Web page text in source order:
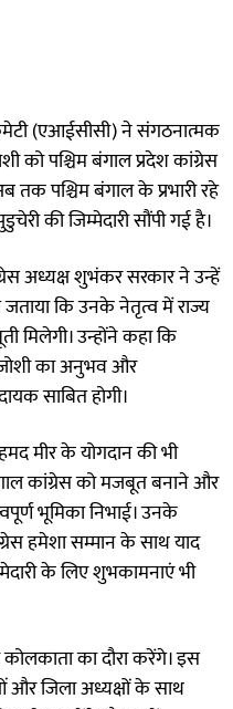
(एआईसीसी) ने संगठनात्मक
को पश्चिम बंगाल प्रदेश कांग्रेस
तक पश्चिम बंगाल के प्रभारी रहे
की जिम्मेदारी सौंपी गई है।
अध्यक्ष शुभंकर सरकार ने उन्हें
कि उनके नेतृत्व में राज्य
मिलेगी। उन्होंने कहा कि
का अनुभव और
साबित होगी।
मीर के योगदान की भी
कांग्रेस को मजबूत बनाने और
भूमिका निभाई। उनके
हमेशा सम्मान के साथ याद
के लिए शुभकामनाएं भी
का दौरा करेंगे। इस
और जिला अध्यक्षों के साथ